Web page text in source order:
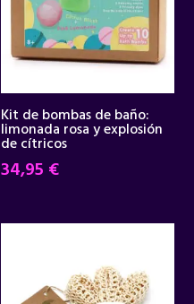
Kit de bombas de baño:
limonada rosa y explosión
de cítricos
34,95 €